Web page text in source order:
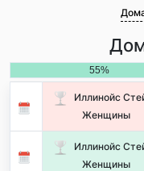
55%
Иллинойс
Женщины
Иллинойс
Женщины